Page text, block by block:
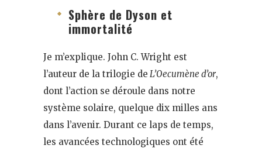
Sphère de Dyson et
immortalité
Je m’explique. John C. Wright est
l’auteur de la trilogie de L’Oecumène d’or,
dont l’action se déroule dans notre
système solaire, quelque dix milles ans
dans l’avenir. Durant ce laps de temps,
les avancées technologiques ont été